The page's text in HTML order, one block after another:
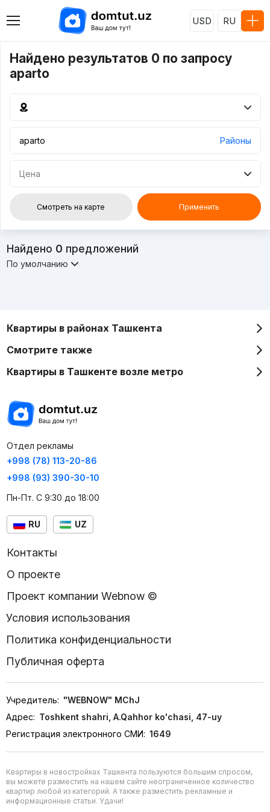
USD RU
Найдено результатов 0 по запросу
aparto
Районы
Цена
Смотреть на карте Применить
Найдено 0 предложений
По умолчанию
Квартиры в районах Ташкента
Смотрите также
Квартиры в Ташкенте возле метро
Отдел рекламы
+998 (78) 113-20-86
+998 (93) 390-30-10
Пн-Пт. С 9:30 до 18:00
RU UZ
Контакты
О проекте
Проект компании Webnow ©
Условия использования
Политика конфиденциальности
Публичная оферта
Учредитель: "WEBNOW" MChJ
Адрес: Toshkent shahri, A.Qahhor ko'chasi, 47-uy
Регистрация электронного СМИ: 1649
Квартиры в новостройках Ташкента пользуются большим спросом,
вы можете разместить на нашем сайте неограниченное количество
квартир любой из категорий. А также разместить рекламные и
информационные статьи. Удачи!